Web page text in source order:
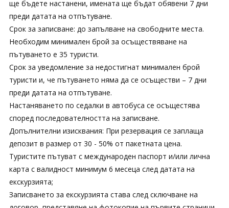
ще бъдете настанени, имената ще бъдат обявени 7 дни
преди датата на отпътуване.
Срок за записване: до запълване на свободните места.
Необходим минимален брой за осъществяване на
пътуването е 35 туристи.
Срок за уведомление за недостигнат минимален брой
туристи и, че пътуването няма да се осъществи – 7 дни
преди датата на отпътуване.
Настаняването по седалки в автобуса се осъщестява
според последователността на записване.
Допълнителни изисквания: При резервация се заплаща
депозит в размер от 30 - 50% от пакетната цена.
Туристите пътуват с международен паспорт и/или лична
карта с валидност минимум 6 месеца след датата на
екскурзията;
Записването за екскурзията става след сключване на